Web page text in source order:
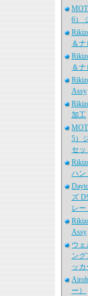
6）
＆
＆
Assy
加工
5）
セッ
ハン
ズ
レー
Assy
ウ
ング
ッカ
ー）